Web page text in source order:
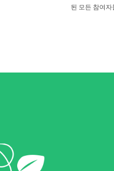
된 모든 참여